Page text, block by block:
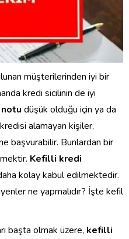
müşterilerinden iyi bir
kredi sicilinin de iyi
düşük olduğu için ya da
alamayan kişiler,
başvurabilir. Bunlardan bir
Kefilli kredi
kolay kabul edilmektedir.
ne yapmalıdır? İşte kefil
başta olmak üzere, kefilli